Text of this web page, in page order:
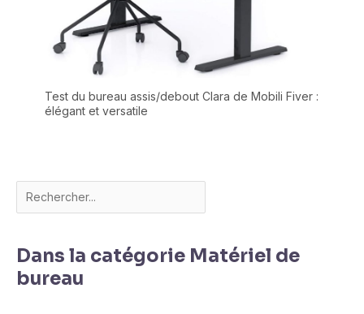
Test du bureau assis/debout Clara de Mobili Fiver :
élégant et versatile
Dans la catégorie Matériel de
bureau